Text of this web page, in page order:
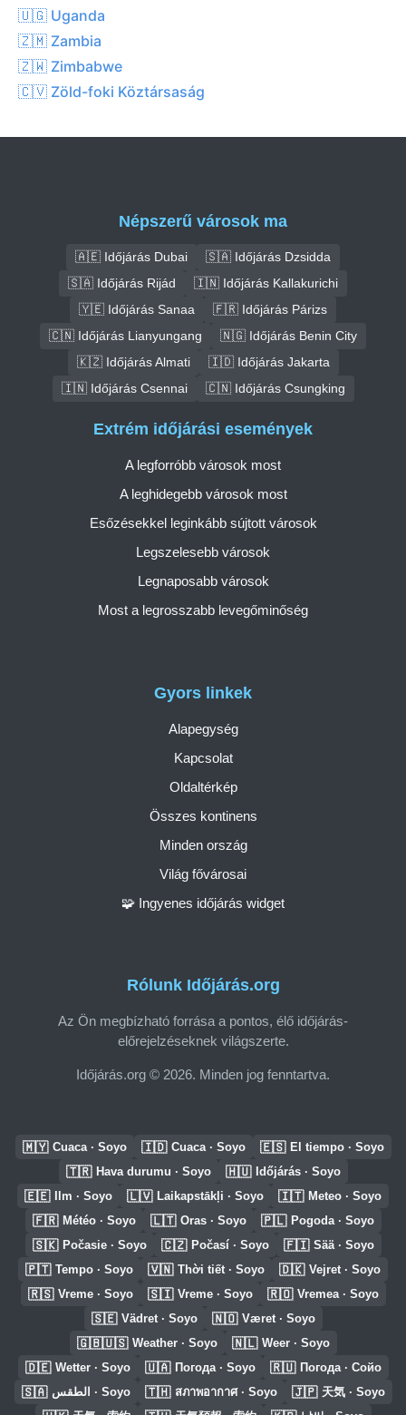
🇺🇬 Uganda
🇿🇲 Zambia
🇿🇼 Zimbabwe
🇨🇻 Zöld-foki Köztársaság
Népszerű városok ma
🇦🇪 Időjárás Dubai
🇸🇦 Időjárás Dzsidda
🇸🇦 Időjárás Rijád
🇮🇳 Időjárás Kallakurichi
🇾🇪 Időjárás Sanaa
🇫🇷 Időjárás Párizs
🇨🇳 Időjárás Lianyungang
🇳🇬 Időjárás Benin City
🇰🇿 Időjárás Almati
🇮🇩 Időjárás Jakarta
🇮🇳 Időjárás Csennai
🇨🇳 Időjárás Csungking
Rólunk Időjárás.org
Az Ön megbízható forrása a pontos, élő időjárás-
előrejelzéseknek világszerte.
Időjárás.org © 2026. Minden jog fenntartva.
Gyors linkek
Alapegység
Kapcsolat
Oldaltérkép
Összes kontinens
Minden ország
Világ fővárosai
🧩 Ingyenes időjárás widget
Extrém időjárási események
A legforróbb városok most
A leghidegebb városok most
Esőzésekkel leginkább sújtott városok
Legszelesebb városok
Legnaposabb városok
Most a legrosszabb levegőminőség
🇲🇾 Cuaca · Soyo 🇮🇩 Cuaca · Soyo 🇪🇸 El tiempo · Soyo
🇹🇷 Hava durumu · Soyo 🇭🇺 Időjárás · Soyo
🇪🇪 Ilm · Soyo 🇱🇻 Laikapstākļi · Soyo 🇮🇹 Meteo · Soyo
🇫🇷 Météo · Soyo 🇱🇹 Oras · Soyo 🇵🇱 Pogoda · Soyo
🇸🇰 Počasie · Soyo 🇨🇿 Počasí · Soyo 🇫🇮 Sää · Soyo
🇵🇹 Tempo · Soyo 🇻🇳 Thời tiết · Soyo 🇩🇰 Vejret · Soyo
🇷🇸 Vreme · Soyo 🇸🇮 Vreme · Soyo 🇷🇴 Vremea · Soyo
🇸🇪 Vädret · Soyo 🇳🇴 Været · Soyo
🇬🇧🇺🇸 Weather · Soyo 🇳🇱 Weer · Soyo
🇩🇪 Wetter · Soyo 🇺🇦 Погода · Soyo 🇷🇺 Погода · Сойо
🇸🇦 الطقس · Soyo 🇹🇭 สภาพอากาศ · Soyo 🇯🇵 天気 · Soyo